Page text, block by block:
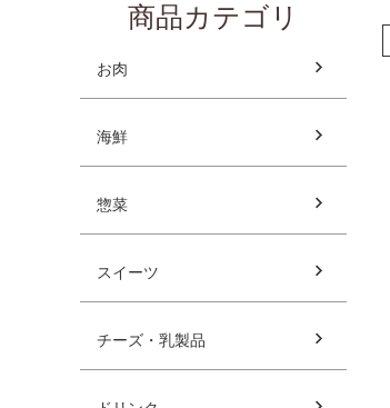
商品カテゴリ
お肉
海鮮
惣菜
スイーツ
チーズ・乳製品